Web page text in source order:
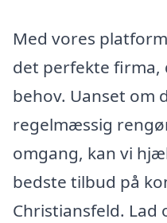
Med vores
det perfekte firma,
behov. Uanset om
regelmæssig
omgang, kan vi
bedste tilbud på
Christiansfeld.